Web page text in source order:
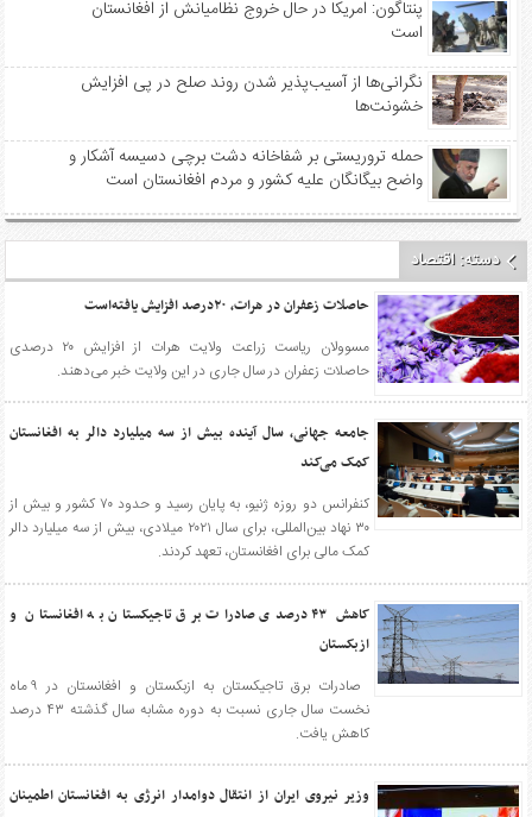
پنتاگون: امریکا در حال خروج نظامیانش از افغانستان
است
نگرانی‌ها از آسیب‌پذیر شدن روند صلح در پی افزایش
خشونت‌ها
حمله تروریستی بر شفاخانه دشت برچی دسیسه آشکار و
واضح بیگانگان علیه کشور و مردم افغانستان است
دسته:اقتصاد
حاصلات زعفران در هرات، ۲۰درصد افزایش یافته‌است
مسوولان ریاست زراعت ولایت هرات از افزایش ۲۰ درصدی
حاصلات زعفران در سال جاری در این ولایت خبر می‌دهند.
جامعه جهانی، سال آینده بیش از سه میلیارد دالر به افغانستان
کمک می‌کند
کنفرانس دو روزه ژنیو، به پایان رسید و حدود ۷۰ کشور و بیش از
۳۰ نهاد بین‌المللی، برای سال ۲۰۲۱ میلادی، بیش از سه میلیارد دالر
کمک مالی برای افغانستان، تعهد کردند.
کاهش ۴۳ درصدی صادرات برق تاجیکستان به افغانستان و
ازبکستان
صادرات برق تاجیکستان به ازبکستان و افغانستان در ۹ ماه
نخست سال جاری نسبت به دوره مشابه سال گذشته ۴۳ درصد
کاهش یافت.
وزیر نیروی ایران از انتقال دوامدار انرژی به افغانستان اطمینان